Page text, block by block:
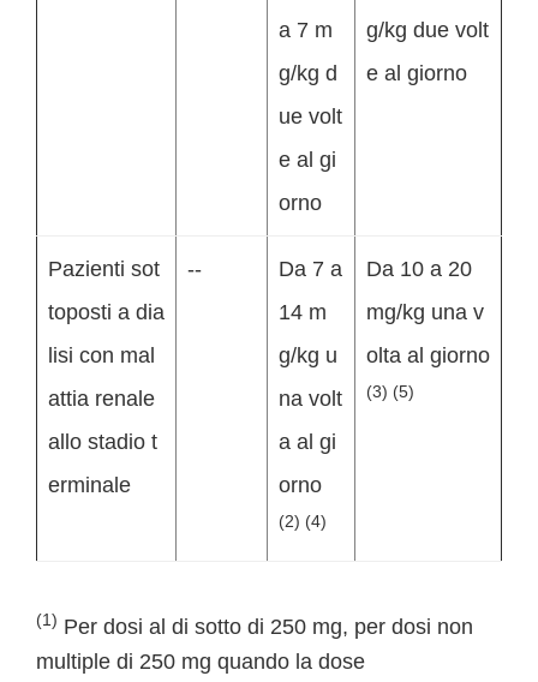
a 7 m
g/kg d
ue volt
e al gi
orno
g/kg due volt
e al giorno
Pazienti sot
toposti a dia
lisi con mal
attia renale
allo stadio t
erminale
--
Da 7 a
14 m
g/kg u
na volt
a al gi
orno
(2) (4)
Da 10 a 20
mg/kg una v
olta al giorno
(3) (5)
(1) Per dosi al di sotto di 250 mg, per dosi non
multiple di 250 mg quando la dose